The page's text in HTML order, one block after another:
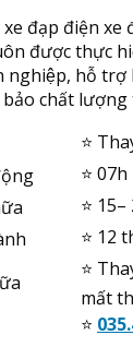
đạp điện xe
được thực
nghiệp, hỗ
chất
⭐️
⭐️
⭐️
⭐️ 12
⭐️
mất
⭐️